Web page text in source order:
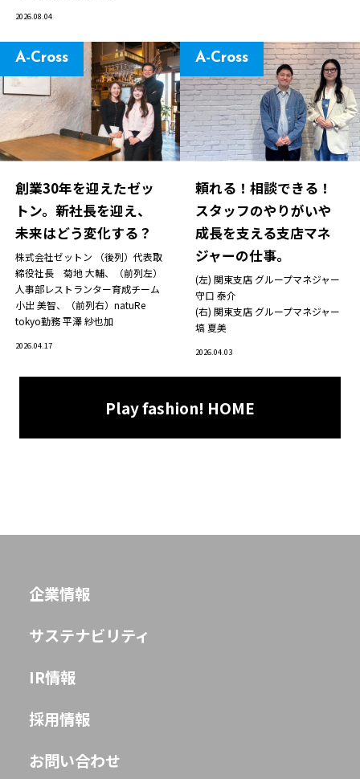
2026.08.04
創業30年を迎えたゼッ
トン。新社長を迎え、
未来はどう変化する？
A-Cross
株式会社ゼットン （後列）代表取
締役社長 菊地 大輔、（前列左）
人事部レストランター育成チーム
小出 美智、（前列右）natuRe
tokyo勤務 平澤 紗也加
2026.04.17
頼れる！相談できる！
スタッフのやりがいや
成長を支える支店マネ
ジャーの仕事。
A-Cross
(左) 関東支店 グループマネジャー
守口 泰介
(右) 関東支店 グループマネジャー
塙 夏美
2026.04.03
Play fashion! HOME
企業情報
サステナビリティ
IR情報
採用情報
お問い合わせ